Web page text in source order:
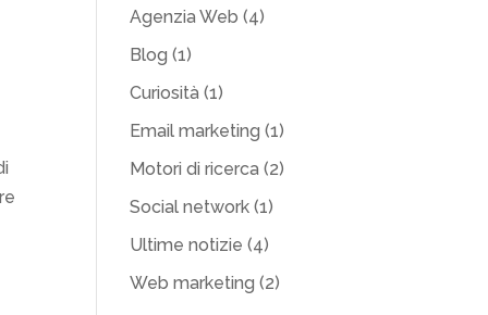
Agenzia Web (4)
Blog (1)
Curiosità (1)
Email marketing (1)
Motori di ricerca (2)
Social network (1)
Ultime notizie (4)
Web marketing (2)